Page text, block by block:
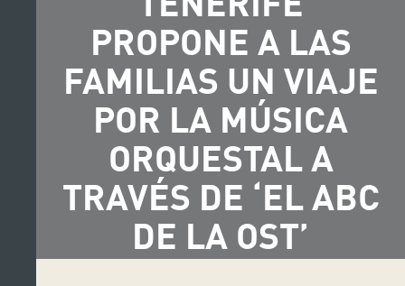
PROPONE A LAS
FAMILIAS UN VIAJE
POR LA MÚSICA
ORQUESTAL A
TRAVÉS DE ‘EL ABC
DE LA OST’